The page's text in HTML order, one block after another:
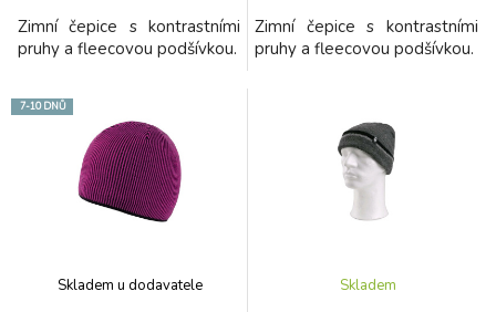
Zimní čepice s kontrastními
pruhy a fleecovou podšívkou.
Zimní čepice s kontrastními
pruhy a fleecovou podšívkou.
7-10 DNŮ
Skladem u dodavatele Skladem